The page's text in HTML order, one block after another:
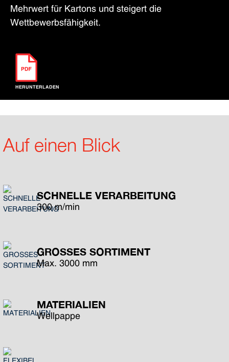
Mehrwert für Kartons und steigert die
Wettbewerbsfähigkeit.
HERUNTERLADEN
Auf einen Blick
SCHNELLE VERARBEITUNG
300 m/min
GROSSES SORTIMENT
Max. 3000 mm
MATERIALIEN
Wellpappe